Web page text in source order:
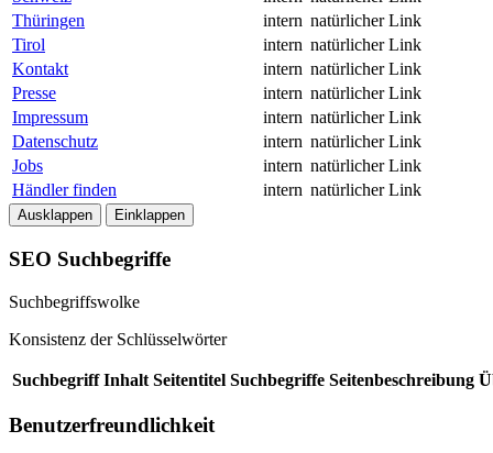
Thüringen
intern natürlicher Link
Tirol
intern natürlicher Link
Kontakt
intern natürlicher Link
Presse
intern natürlicher Link
Impressum
intern natürlicher Link
Datenschutz
intern natürlicher Link
Jobs
intern natürlicher Link
Händler finden
intern natürlicher Link
Ausklappen Einklappen
SEO Suchbegriffe
Suchbegriffswolke
Konsistenz der Schlüsselwörter
Suchbegriff Inhalt Seitentitel Suchbegriffe Seitenbeschreibung
Benutzerfreundlichkeit